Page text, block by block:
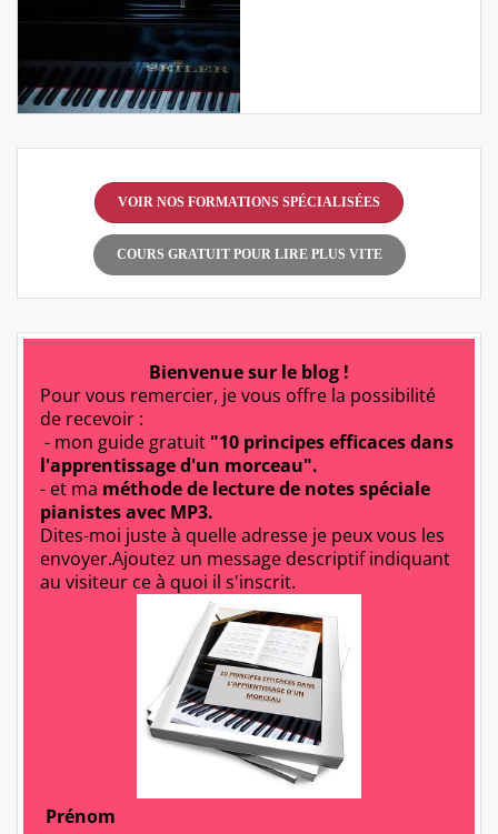
VOIR NOS FORMATIONS SPÉCIALISÉES
COURS GRATUIT POUR LIRE PLUS VITE